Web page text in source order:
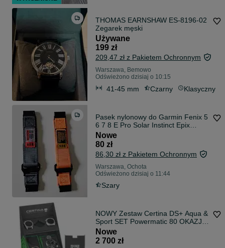
THOMAS EARNSHAW ES-8196-02
Zegarek męski
Używane
199 zł
209,47 zł z Pakietem Ochronnym
Warszawa, Bemowo
Odświeżono dzisiaj o 10:15
41-45 mm Czarny Klasyczny
Pasek nylonowy do Garmin Fenix 5
6 7 8 E Pro Solar Instinct Epix
QUCIKFIT
Nowe
80 zł
86,30 zł z Pakietem Ochronnym
Warszawa, Ochota
Odświeżono dzisiaj o 11:44
Szary
NOWY Zestaw Certina DS+ Aqua &
Sport SET Powermatic 80 OKAZJA
EU Dystrybucja
Nowe
2 700 zł